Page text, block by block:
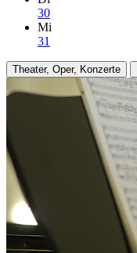
30
Mi
31
Theater, Oper, Konzerte